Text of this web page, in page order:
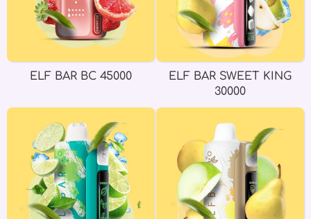
ELF BAR BC 45000
ELF BAR SWEET KING
30000